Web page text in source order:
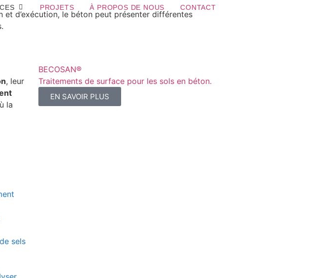
PROJETS À PROPOS DE NOUS CONTACT
et d’exécution, le béton peut présenter différentes
, leur
la
sels
BECOSAN®
Traitements de surface pour les sols en béton.
EN SAVOIR PLUS